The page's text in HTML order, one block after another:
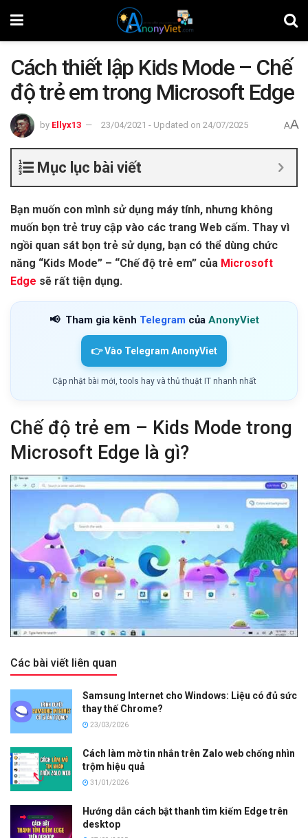
Cách thiết lập Kids Mode – Chế
độ trẻ em trong Microsoft Edge
by Ellyx13 23/04/2021 - Updated on 24/07/2025 AA
Mục lục bài viết
Bạn muốn con mình sử dụng máy tính, nhưng không
muốn bọn trẻ truy cập vào các trang Web cấm. Thay vì
ngồi quan sát bọn trẻ sử dụng, bạn có thể dùng chức
năng “Kids Mode” – “Chế độ trẻ em” của Microsoft
Edge sẽ rất tiện dụng.
📢 Tham gia kênh Telegram của AnonyViet
👉 Vào Telegram AnonyViet
Cập nhật bài mới, tools hay và thủ thuật IT nhanh nhất
Chế độ trẻ em – Kids Mode trong
Microsoft Edge là gì?
Các bài viết liên quan
Samsung Internet cho Windows: Liệu có đủ sức
thay thế Chrome?
23/03/2026
Cách làm mờ tin nhắn trên Zalo web chống nhìn
trộm hiệu quả
31/01/2026
Hướng dẫn cách bật thanh tìm kiếm Edge trên
desktop